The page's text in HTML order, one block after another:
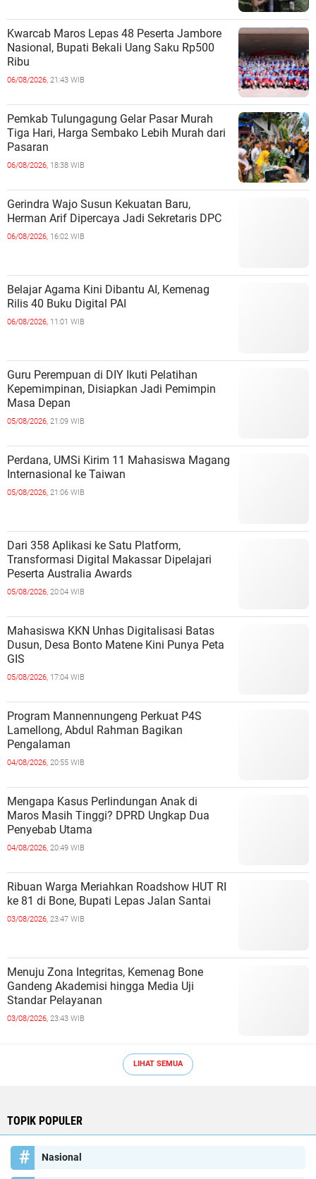
Kwarcab Maros Lepas 48 Peserta Jambore
Nasional, Bupati Bekali Uang Saku Rp500
Ribu
06/08/2026, 21:43 WIB
Pemkab Tulungagung Gelar Pasar Murah
Tiga Hari, Harga Sembako Lebih Murah dari
Pasaran
06/08/2026, 18:38 WIB
Gerindra Wajo Susun Kekuatan Baru,
Herman Arif Dipercaya Jadi Sekretaris DPC
06/08/2026, 16:02 WIB
Belajar Agama Kini Dibantu AI, Kemenag
Rilis 40 Buku Digital PAI
06/08/2026, 11:01 WIB
Guru Perempuan di DIY Ikuti Pelatihan
Kepemimpinan, Disiapkan Jadi Pemimpin
Masa Depan
05/08/2026, 21:09 WIB
Perdana, UMSi Kirim 11 Mahasiswa Magang
Internasional ke Taiwan
05/08/2026, 21:06 WIB
Dari 358 Aplikasi ke Satu Platform,
Transformasi Digital Makassar Dipelajari
Peserta Australia Awards
05/08/2026, 20:04 WIB
Mahasiswa KKN Unhas Digitalisasi Batas
Dusun, Desa Bonto Matene Kini Punya Peta
GIS
05/08/2026, 17:04 WIB
Program Mannennungeng Perkuat P4S
Lamellong, Abdul Rahman Bagikan
Pengalaman
04/08/2026, 20:55 WIB
Mengapa Kasus Perlindungan Anak di
Maros Masih Tinggi? DPRD Ungkap Dua
Penyebab Utama
04/08/2026, 20:49 WIB
Ribuan Warga Meriahkan Roadshow HUT RI
ke 81 di Bone, Bupati Lepas Jalan Santai
03/08/2026, 23:47 WIB
Menuju Zona Integritas, Kemenag Bone
Gandeng Akademisi hingga Media Uji
Standar Pelayanan
03/08/2026, 23:43 WIB
LIHAT SEMUA
TOPIK POPULER
Nasional